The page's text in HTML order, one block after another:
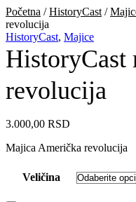
Početna /HistoryCast /
revolucija
HistoryCast, Majice
HistoryCast
revolucija
3.000,00 RSD
Majica Američka revolucija
Veličina